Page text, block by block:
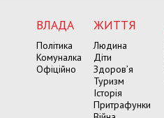
ВЛАДА
Політика
Комуналка
Офіційно
ЖИТТЯ
Людина
Діти
Здоров’я
Туризм
Історія
Притрафунки